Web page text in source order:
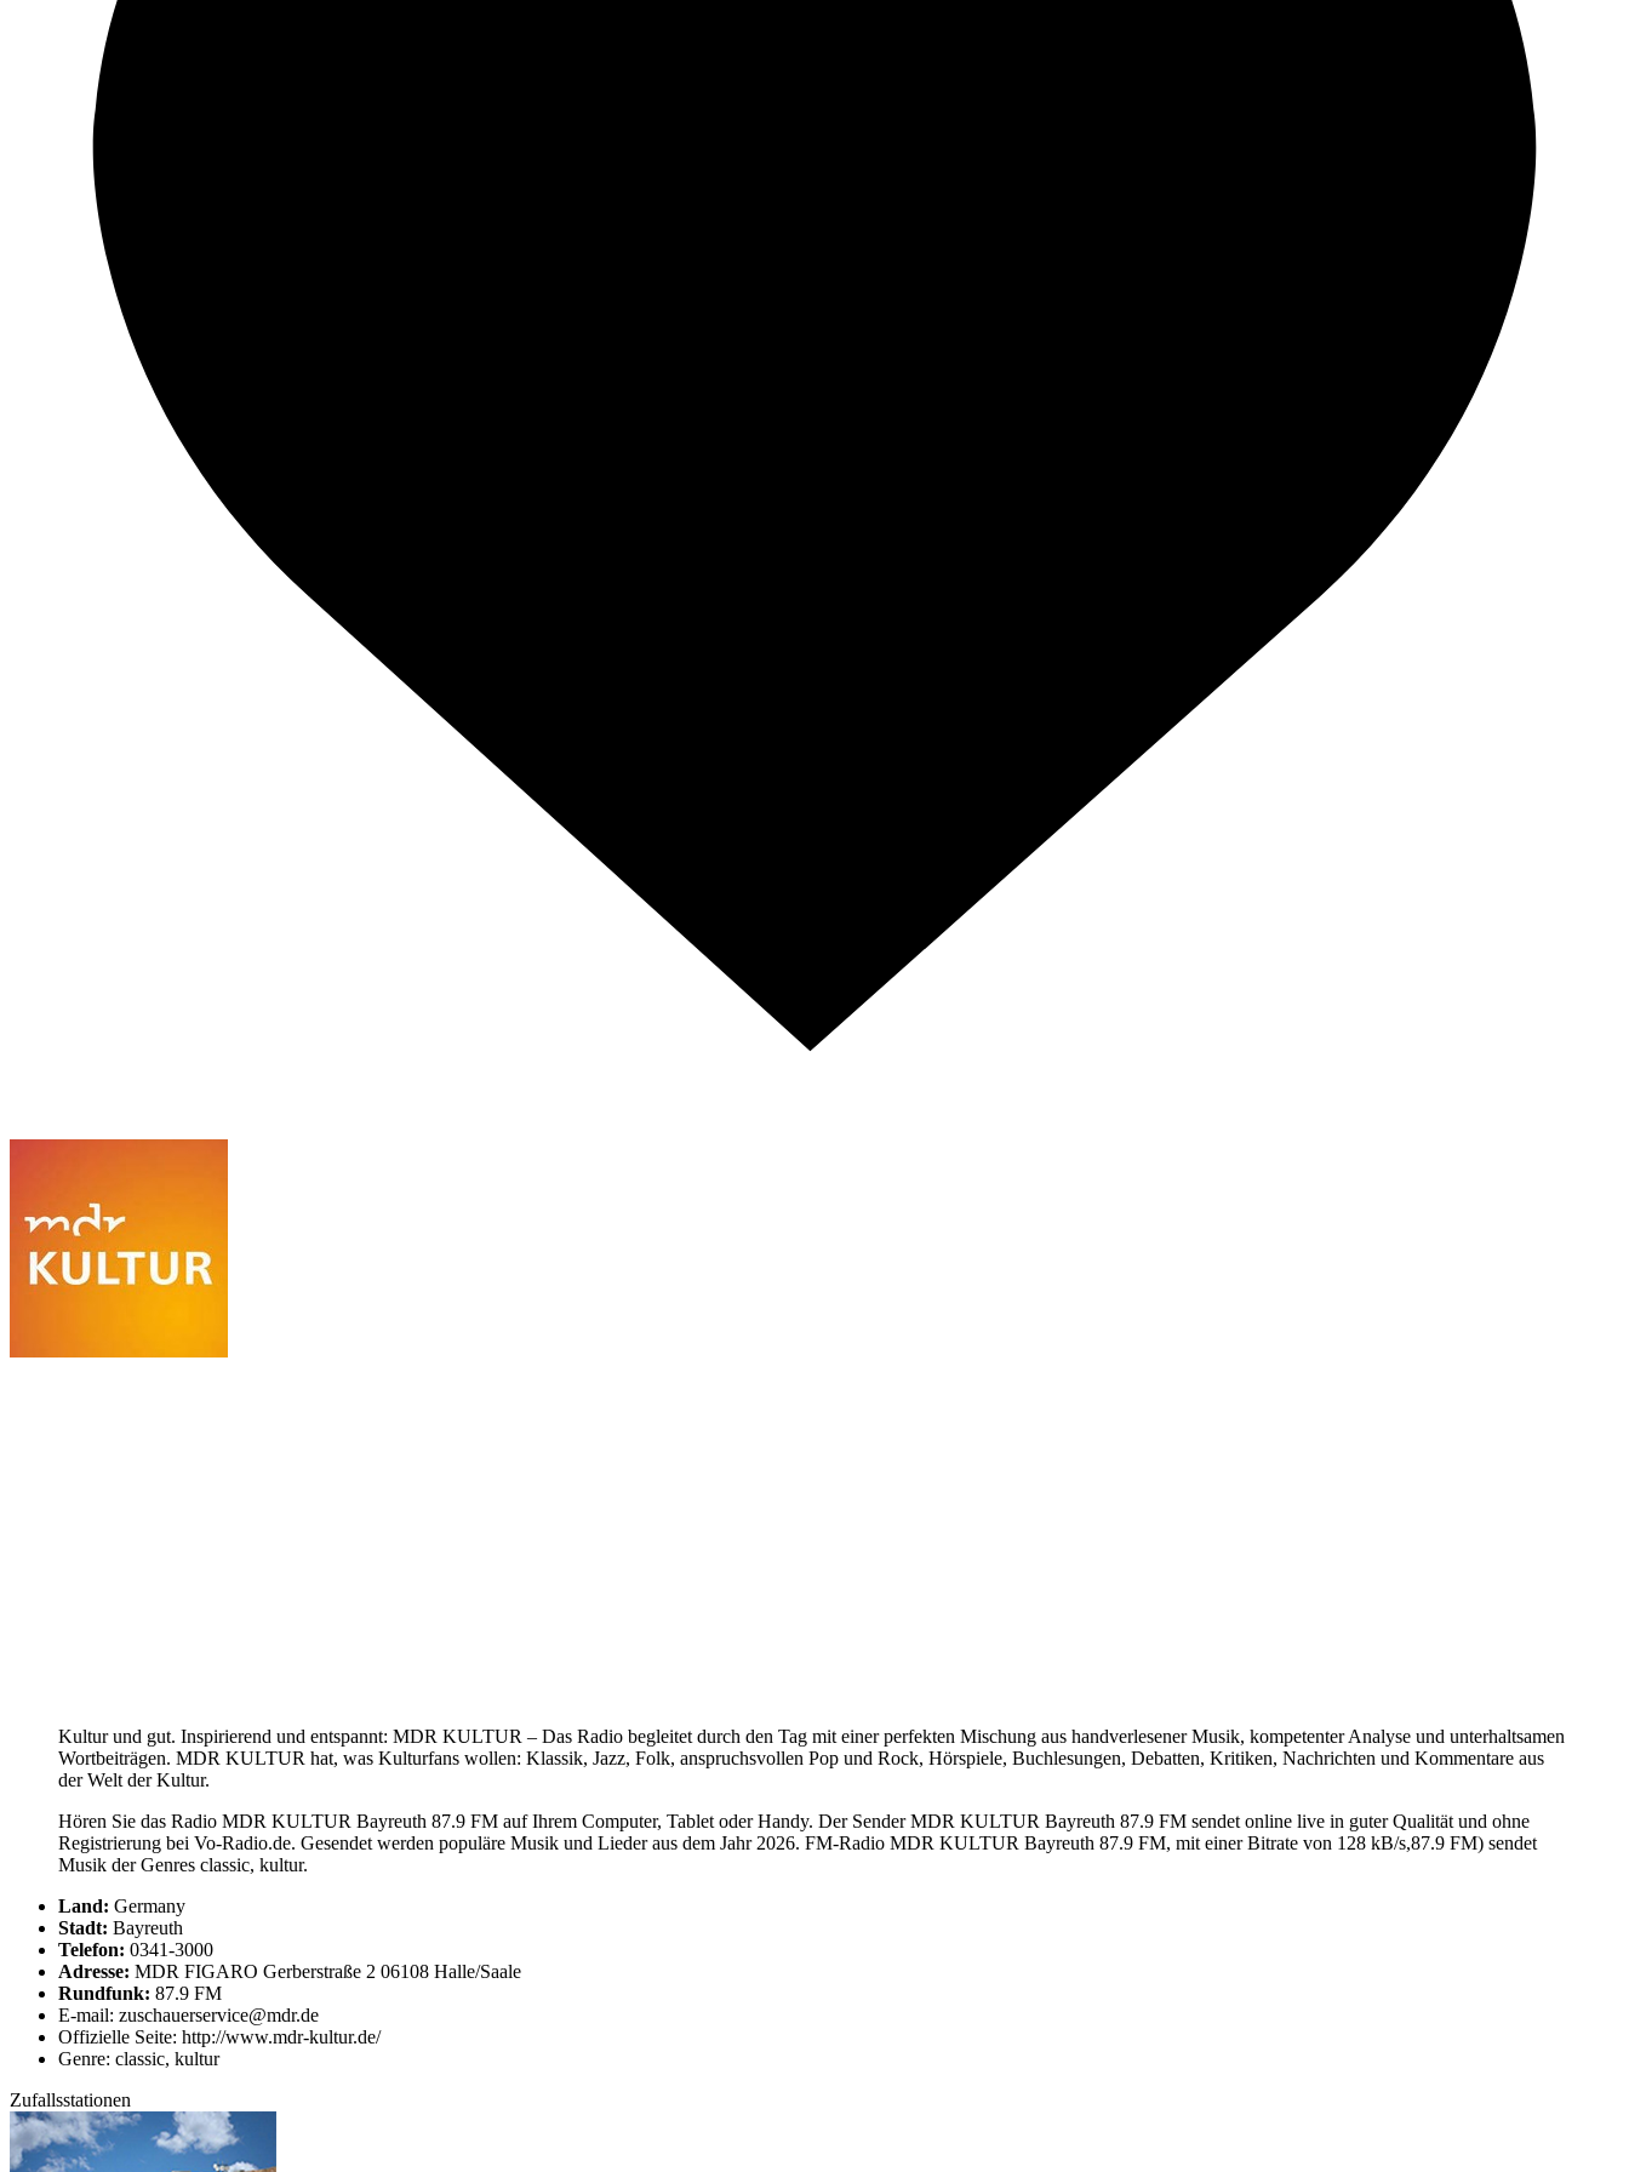
Kultur und gut. Inspirierend und entspannt: MDR KULTUR – Das Radio begleitet durch den Tag mit einer perfekten Mischung aus handverlesener Musik, kompetenter Analyse und unterhaltsamen
Wortbeiträgen. MDR KULTUR hat, was Kulturfans wollen: Klassik, Jazz, Folk, anspruchsvollen Pop und Rock, Hörspiele, Buchlesungen, Debatten, Kritiken, Nachrichten und Kommentare aus
der Welt der Kultur.
Hören Sie das Radio MDR KULTUR Bayreuth 87.9 FM auf Ihrem Computer, Tablet oder Handy. Der Sender MDR KULTUR Bayreuth 87.9 FM sendet online live in guter Qualität und ohne
Registrierung bei Vo-Radio.de. Gesendet werden populäre Musik und Lieder aus dem Jahr 2026. FM-Radio MDR KULTUR Bayreuth 87.9 FM, mit einer Bitrate von 128 kB/s,87.9 FM) sendet
Musik der Genres classic, kultur.
Land: Germany
Stadt: Bayreuth
Telefon: 0341-3000
Adresse: MDR FIGARO Gerberstraße 2 06108 Halle/Saale
Rundfunk: 87.9 FM
E-mail: zuschauerservice@mdr.de
Offizielle Seite: http://www.mdr-kultur.de/
Genre: classic, kultur
Zufallsstationen